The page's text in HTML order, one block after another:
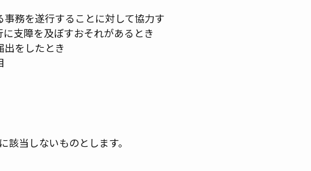
務を遂行することに対して協力す
支障を及ぼすおそれがあるとき
をしたとき
当しないものとします。